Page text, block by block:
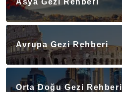
Avrupa Gezi Rehberi
Orta Doğu Gezi Rehberi